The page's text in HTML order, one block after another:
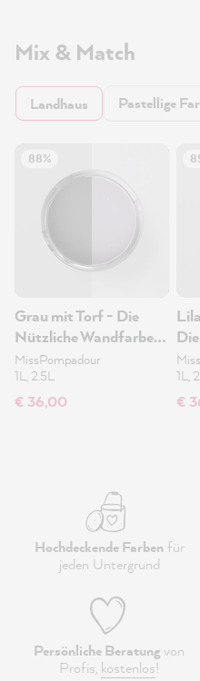
Mix & Match
Landhaus Pastellige
88%
Grau mit Torf - Die
Nützliche Wandfarbe
1L
MissPompadour
1L, 2.5L
€ 36,00
1L,
€
Hochdeckende Farbenfür
jeden Untergrund
Persönliche Beratungvon
Profis, kostenlos!